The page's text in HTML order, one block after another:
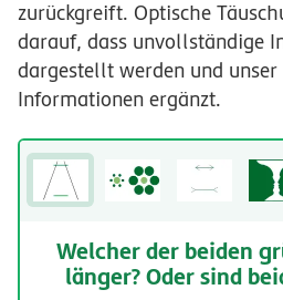
zurückgreift. Optische
darauf, dass unvollständige
dargestellt werden und
Informationen ergänzt.
Welcher der beiden
länger? Oder sind